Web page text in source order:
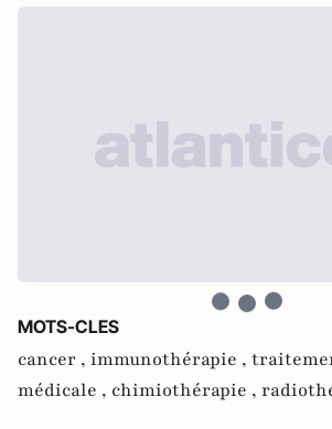
MOTS-CLES
cancer , immunothérapie ,
médicale , chimiothérapie ,